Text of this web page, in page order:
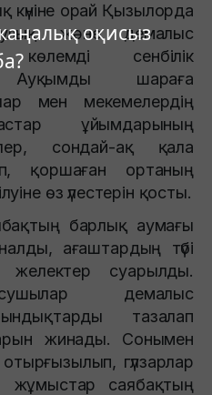
оқисыз
күніне орай Қызылорда
және демалыс
сенбілік
Ауқымды шараға
мен мекемелердің
ұйымдарының
сондай-ақ қала
қоршаған ортаның
өз үлестерін қосты.
барлық аумағы
ағаштардың түбі
суарылды.
демалыс
тазалап
жинады. Сонымен
гүлзарлар
жұмыстар саябақтың